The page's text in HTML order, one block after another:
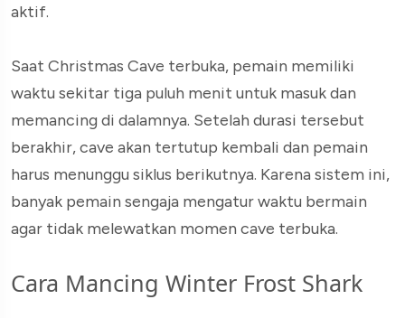
aktif.
Saat Christmas Cave terbuka, pemain memiliki
waktu sekitar tiga puluh menit untuk masuk dan
memancing di dalamnya. Setelah durasi tersebut
berakhir, cave akan tertutup kembali dan pemain
harus menunggu siklus berikutnya. Karena sistem ini,
banyak pemain sengaja mengatur waktu bermain
agar tidak melewatkan momen cave terbuka.
Cara Mancing Winter Frost Shark